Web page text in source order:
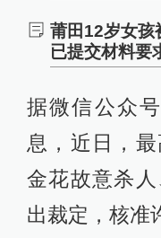
莆田12岁女孩
已提交材料要
据微信公众
息，近日，
金花故意杀
出裁定，核准